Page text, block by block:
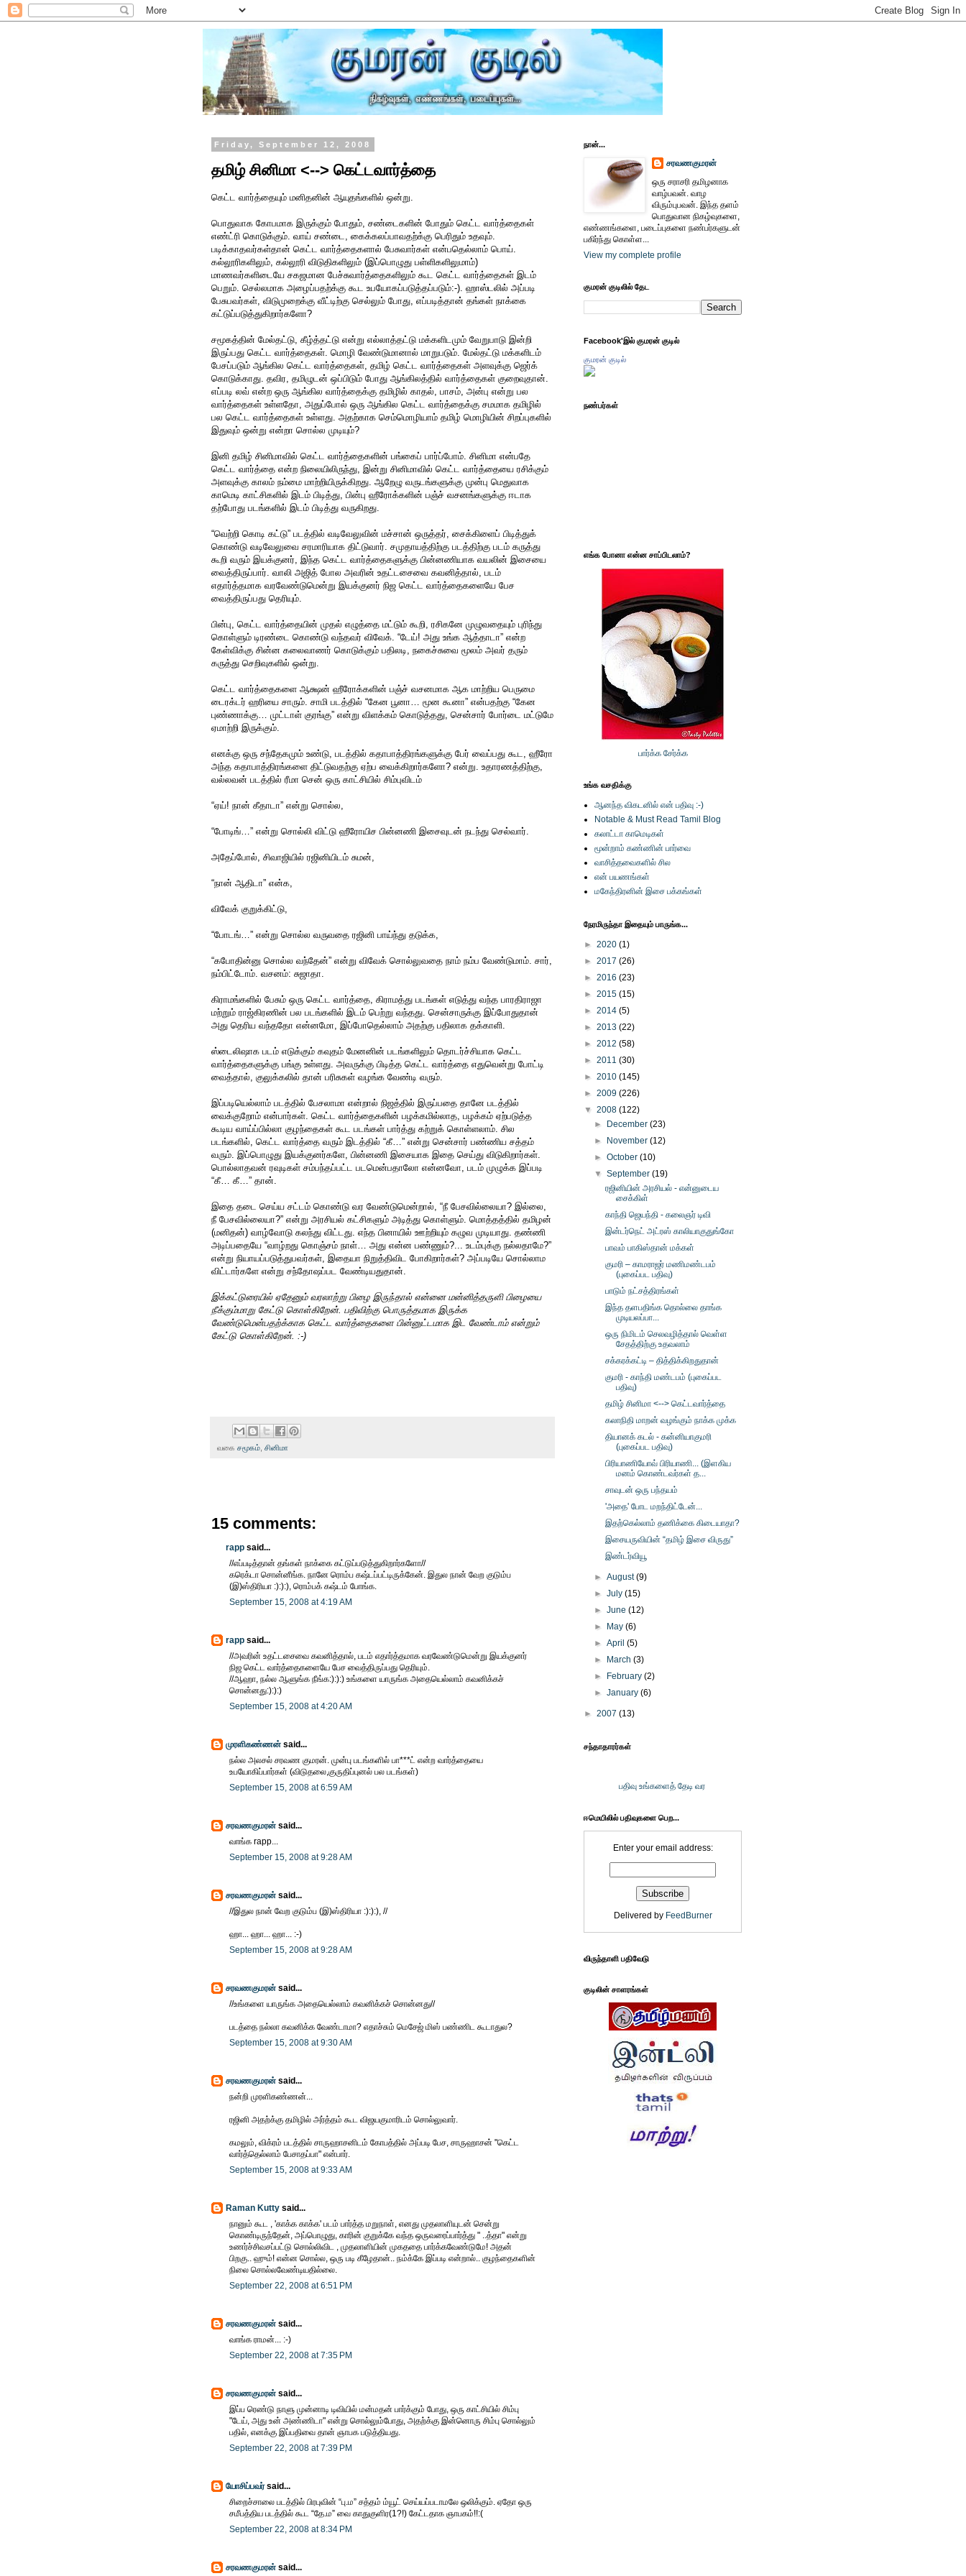
Friday, September 12, 2008
தமிழ் சினிமா <--> கெட்டவார்த்தை
கெட்ட வார்த்தையும் மனிதனின் ஆயுதங்களில் ஒன்று.
பொதுவாக கோபமாக இருக்கும் போதும், சண்டைகளின் போதும் கெட்ட வார்த்தைகள்
எண்ட்ரி கொடுக்கும். வாய் சண்டை, கைக்கலப்பாவதற்க்கு பெரிதும் உதவும்.
படிக்காதவர்கள்தான் கெட்ட வார்த்தைகளால் பேசுவார்கள் என்பதெல்லாம் பொய்.
கல்லூரிகளிலும், கல்லூரி விடுதிகளிலும் (இப்பொழுது பள்ளிகளிலுமாம்)
மாணவர்களிடையே சகஜமான பேச்சுவார்த்தைகளிலும் கூட கெட்ட வார்த்தைகள் இடம்
பெறும். செல்லமாக அழைப்பதற்க்கு கூட உபயோகப்படுத்தப்படும்:-). ஹாஸ்டலில் அப்படி
பேசுபவர்கள், விடுமுறைக்கு வீட்டிற்கு செல்லும் போது, எப்படித்தான் தங்கள் நாக்கை
கட்டுப்படுத்துகிறார்களோ?
சமூகத்தின் மேல்தட்டு, கீழ்த்தட்டு என்று எல்லாத்தட்டு மக்களிடமும் வேறுபாடு இன்றி
இருப்பது கெட்ட வார்த்தைகள். மொழி வேண்டுமானால் மாறுபடும். மேல்தட்டு மக்களிடம்
பேசப்படும் ஆங்கில கெட்ட வார்த்தைகள், தமிழ் கெட்ட வார்த்தைகள் அளவுக்கு ஜெர்க்
கொடுக்காது. தவிர, தமிழுடன் ஒப்பிடும் போது ஆங்கிலத்தில் வார்த்தைகள் குறைவுதான்.
எப்படி லவ் என்ற ஒரு ஆங்கில வார்த்தைக்கு தமிழில் காதல், பாசம், அன்பு என்று பல
வார்த்தைகள் உள்ளதோ, அதுப்போல் ஒரு ஆங்கில கெட்ட வார்த்தைக்கு சமமாக தமிழில்
பல கெட்ட வார்த்தைகள் உள்ளது. அதற்காக செம்மொழியாம் தமிழ் மொழியின் சிறப்புகளில்
இதுவும் ஒன்று என்றா சொல்ல முடியும்?
இனி தமிழ் சினிமாவில் கெட்ட வார்த்தைகளின் பங்கைப் பார்ப்போம். சினிமா என்பதே
கெட்ட வார்த்தை என்ற நிலையிலிருந்து, இன்று சினிமாவில் கெட்ட வார்த்தையை ரசிக்கும்
அளவுக்கு காலம் நம்மை மாற்றியிருக்கிறது. ஆறேழு வருடங்களுக்கு முன்பு மெதுவாக
காமெடி காட்சிகளில் இடம் பிடித்து, பின்பு ஹீரோக்களின் பஞ்ச் வசனங்களுக்கு ஈடாக
தற்போது படங்களில் இடம் பிடித்து வருகிறது.
“வெற்றி கொடி கட்டு” படத்தில் வடிவேலுவின் மச்சான் ஒருத்தர், சைக்கிளைப் பிடித்துக்
கொண்டு வடிவேலுவை சரமாரியாக திட்டுவார். சமுதாயத்திற்கு படத்திற்கு படம் கருத்து
கூறி வரும் இயக்குனர், இந்த கெட்ட வார்த்தைகளுக்கு பின்னணியாக வயலின் இசையை
வைத்திருப்பார். வாலி அஜித் போல அவரின் உதட்டசைவை கவனித்தால், படம்
எதார்த்தமாக வரவேண்டுமென்று இயக்குனர் நிஜ கெட்ட வார்த்தைகளையே பேச
வைத்திருப்பது தெரியும்.
பின்பு, கெட்ட வார்த்தையின் முதல் எழுத்தை மட்டும் கூறி, ரசிகனே முழுவதையும் புரிந்து
கொள்ளும் டிரண்டை கொண்டு வந்தவர் விவேக். “டேய்! அது உங்க ஆத்தாடா” என்ற
கேள்விக்கு சின்ன கலைவாணர் கொடுக்கும் பதிலடி, நகைச்சுவை மூலம் அவர் தரும்
கருத்து செறிவுகளில் ஒன்று.
கெட்ட வார்த்தைகளை ஆக்ஷன் ஹீரோக்களின் பஞ்ச் வசனமாக ஆக மாற்றிய பெருமை
டைரக்டர் ஹரியை சாரும். சாமி படத்தில் “கேன பூனா… மூன கூனா” என்பதற்கு “கேன
புண்ணாக்கு… முட்டாள் குரங்கு” என்று விளக்கம் கொடுத்தது, சென்சார் போர்டை மட்டுமே
ஏமாற்றி இருக்கும்.
எனக்கு ஒரு சந்தேகமும் உண்டு, படத்தில் கதாபாத்திரங்களுக்கு பேர் வைப்பது கூட, ஹீரோ
அந்த கதாபாத்திரங்களை திட்டுவதற்கு ஏற்ப வைக்கிறார்களோ? என்று. உதாரணத்திற்கு,
வல்லவன் படத்தில் ரீமா சென் ஒரு காட்சியில் சிம்புவிடம்
“ஏய்! நான் கீதாடா” என்று சொல்ல,
“போடிங்…” என்று சொல்லி விட்டு ஹீரோயிச பின்னணி இசைவுடன் நடந்து செல்வார்.
அதேப்போல், சிவாஜியில் ரஜினியிடம் சுமன்,
“நான் ஆதிடா” என்க,
விவேக் குறுக்கிட்டு,
“போடங்…” என்று சொல்ல வருவதை ரஜினி பாய்ந்து தடுக்க,
“கபோதின்னு சொல்ல வந்தேன்” என்று விவேக் சொல்லுவதை நாம் நம்ப வேண்டுமாம். சார்,
நம்பிட்டோம். வசனம்: சுஜாதா.
கிராமங்களில் பேசும் ஒரு கெட்ட வார்த்தை, கிராமத்து படங்கள் எடுத்து வந்த பாரதிராஜா
மற்றும் ராஜ்கிரணின் பல படங்களில் இடம் பெற்று வந்தது. சென்சாருக்கு இப்போதுதான்
அது தெரிய வந்ததோ என்னமோ, இப்போதெல்லாம் அதற்கு பதிலாக தக்காளி.
ஸ்டைலிஷாக படம் எடுக்கும் கவுதம் மேனனின் படங்களிலும் தொடர்ச்சியாக கெட்ட
வார்த்தைகளுக்கு பங்கு உள்ளது. அவருக்கு பிடித்த கெட்ட வார்த்தை எதுவென்று போட்டி
வைத்தால், குலுக்கலில் தான் பரிசுகள் வழங்க வேண்டி வரும்.
இப்படியெல்லாம் படத்தில் பேசலாமா என்றால் நிஜத்தில் இருப்பதை தானே படத்தில்
வைக்குறோம் என்பார்கள். கெட்ட வார்த்தைகளின் பழக்கமில்லாத, பழக்கம் ஏற்படுத்த
கூடிய வாய்ப்பில்லா குழந்தைகள் கூட படங்கள் பார்த்து கற்றுக் கொள்ளலாம். சில
படங்களில், கெட்ட வார்த்தை வரும் இடத்தில் “கீ…” என்று சென்சார் பண்ணிய சத்தம்
வரும். இப்பொழுது இயக்குனர்களே, பின்னணி இசையாக இதை செய்து விடுகிறார்கள்.
பொல்லாதவன் ரவுடிகள் சம்பந்தப்பட்ட படமென்பதாலோ என்னவோ, படம் முழுக்க இப்படி
“கீ… கீ…” தான்.
இதை தடை செய்ய சட்டம் கொண்டு வர வேண்டுமென்றால், “நீ பேசவில்லையா? இல்லை,
நீ பேசவில்லையா?” என்று அரசியல் கட்சிகளும் அடித்து கொள்ளும். மொத்தத்தில் தமிழன்
(மனிதன்) வாழ்வோடு கலந்து விட்டது. எந்த பினாயில் ஊற்றியும் கழுவ முடியாது. தண்ணி
அடிப்பதையே “வாழ்றது கொஞ்சம் நாள்… அது என்ன பண்ணும்?... உடம்புக்கு நல்லதாமே?”
என்று நியாயப்படுத்துபவர்கள், இதையா நிறுத்திவிட போகிறார்கள்? அப்படியே சொல்லாம
விட்டார்களே என்று சந்தோஷப்பட வேண்டியதுதான்.
இக்கட்டுரையில் ஏதேனும் வரலாற்று பிழை இருந்தால் என்னை மன்னித்தருளி பிழையை
நீக்கும்மாறு கேட்டு கொள்கிறேன். பதிவிற்கு பொருத்தமாக இருக்க
வேண்டுமென்பதற்க்காக கெட்ட வார்த்தைகளை பின்னுட்டமாக இட வேண்டாம் என்றும்
கேட்டு கொள்கிறேன். :-)
வகை சமூகம் சினிமா
15 comments:
rapp said...
//எப்படித்தான் தங்கள் நாக்கை கட்டுப்படுத்துகிறார்களோ//
கரெக்டா சொன்னீங்க. நானே ரொம்ப கஷ்டப்பட்டிருக்கேன். இதுல நான் வேற குடும்ப
(இ)ஸ்திரியா :):):), ரொம்பக் கஷ்டம் போங்க.
September 15, 2008 at 4:19 AM
rapp said...
//அவரின் உதட்டசைவை கவனித்தால், படம் எதார்த்தமாக வரவேண்டுமென்று இயக்குனர்
நிஜ கெட்ட வார்த்தைகளையே பேச வைத்திருப்பது தெரியும்.
//ஆஹா, நல்ல ஆளுங்க நீங்க:):):) உங்களை யாருங்க அதையெல்லாம் கவனிக்கச்
சொன்னது:):):)
September 15, 2008 at 4:20 AM
முரளிகண்ணன் said...
நல்ல அலசல் சரவண குமரன். முன்பு படங்களில் பா***ட் என்ற வார்த்தையை
உபயோகிப்பார்கள் (விடுதலை,குருதிப்புனல் பல படங்கள்)
September 15, 2008 at 6:59 AM
சரவணகுமரன் said...
வாங்க rapp...
September 15, 2008 at 9:28 AM
சரவணகுமரன் said...
//இதுல நான் வேற குடும்ப (இ)ஸ்திரியா :):):), //
ஹா... ஹா... ஹா... :-)
September 15, 2008 at 9:28 AM
சரவணகுமரன் said...
//உங்களை யாருங்க அதையெல்லாம் கவனிக்கச் சொன்னது//
படத்தை நல்லா கவனிக்க வேண்டாமா? எதாச்சும் மெசேஜ் மிஸ் பண்ணிட கூடாதுல?
September 15, 2008 at 9:30 AM
சரவணகுமரன் said...
நன்றி முரளிகண்ணன்...
ரஜினி அதற்க்கு தமிழில் அர்த்தம் கூட விஜயகுமாரிடம் சொல்லுவார்.
கமலும், விக்ரம் படத்தில் சாருஹாசனிடம் கோபத்தில் அப்படி பேச, சாருஹாசன் "கெட்ட
வார்த்தெல்லாம் பேசாதப்பா" என்பார்.
September 15, 2008 at 9:33 AM
Raman Kutty said...
நானும் கூட , 'காக்க காக்க' படம் பார்த்த மறுநாள், எனது முதலாளியுடன் சென்று
கொண்டிருந்தேன், அப்பொழுது, காரின் குறுக்கே வந்த ஒருவரைப்பார்த்து " ..த்தா" என்று
உணர்ச்சிவசப்பட்டு சொல்லிவிட , முதலாளியின் முகததை பார்க்கவேண்டுமே! அதன்
பிறகு.. ஹும்! என்ன சொல்ல, ஒரு படி கீழேதான்.. நம்க்கே இப்படி என்றால்.. குழந்தைகளின்
நிலை சொல்லவேண்டியதில்லை.
September 22, 2008 at 6:51 PM
சரவணகுமரன் said...
வாங்க ராமன்... :-)
September 22, 2008 at 7:35 PM
சரவணகுமரன் said...
இப்ப ரெண்டு நாளு முன்னாடி டிவியில் மன்மதன் பார்க்கும் போது, ஒரு காட்சியில் சிம்பு
"டேய், அது உன் அண்ணிடா" என்று சொல்லும்போது, அதற்க்கு இன்னொரு சிம்பு சொல்லும்
பதில், எனக்கு இப்பதிவை தான் ஞாபக படுத்தியது.
September 22, 2008 at 7:39 PM
யோசிப்பவர்said...
சிறைச்சாலை படத்தில் பிரபுவின் “பு.ம” சத்தம் ம்யூட் செய்யப்படாமலே ஒலிக்கும். ஏதோ ஒரு
சமீபத்திய படத்தில் கூட “தே.ம” வை காதுகுளிர(1?!) கேட்டதாக ஞாபகம்!!:(
September 22, 2008 at 8:34 PM
சரவணகுமரன் said...
நான்...
சரவணகுமரன்
ஒரு சராசரி தமிழனாக
வாழ்பவன். வாழ
விரும்புபவன். இந்த தளம்
பொதுவான நிகழ்வுகளை,
எண்ணங்களை, படைப்புகளை நண்பர்களுடன்
பகிர்ந்து கொள்ள...
View my complete profile
குமரன் குடிலில் தேட
Facebook'இல் குமரன் குடில்
குமரன் குடில்
நண்பர்கள்
எங்க போனா என்ன சாப்பிடலாம்?
பார்க்க சேர்க்க
உங்க வசதிக்கு
ஆனந்த விகடனில் என் பதிவு :-)
Notable & Must Read Tamil Blog
கலாட்டா காமெடிகள்
மூன்றாம் கண்ணின் பார்வை
வாசித்தவைகளில் சில
என் பயணங்கள்
மகேந்திரனின் இசை பக்கங்கள்
நேரமிருந்தா இதையும் பாருங்க...
► 2020 (1)
► 2017 (26)
► 2016 (23)
► 2015 (15)
► 2014 (5)
► 2013 (22)
► 2012 (58)
► 2011 (30)
► 2010 (145)
► 2009 (226)
▼ 2008 (122)
►
December(23)
►
November(12)
►October(10)
▼September(19)
ரஜினியின் அரசியல் - என்னுடைய
சைக்கிள்
காந்தி ஜெயந்தி - கலைஞர் டிவி
இன்டர்நெட் அட்ரஸ் காலியாகுதுங்கோ
பாவம் பாகிஸ்தான் மக்கள்
குமரி – காமராஜர் மணிமண்டபம்
(புகைப்பட பதிவு)
பாடும் நட்சத்திரங்கள்
இந்த தளபதிங்க தொல்லை தாங்க
முடியலப்பா...
ஒரு நிமிடம் செலவழித்தால் வெள்ள
சேதத்திற்கு உதவலாம்
சக்கரக்கட்டி – தித்திக்கிறதுதான்
குமரி - காந்தி மண்டபம் (புகைப்பட
பதிவு)
தமிழ் சினிமா <--> கெட்டவார்த்தை
கலாநிதி மாறன் வழங்கும் நாக்க முக்க
தியானக் கடல் - கன்னியாகுமரி
(புகைப்பட பதிவு)
பிரியாணியோவ் பிரியாணி... (இளகிய
மனம் கொண்டவர்கள் த...
சாவுடன் ஒரு பந்தயம்
'அதை' போட மறந்திட்டேன்...
இதற்கெல்லாம் தணிக்கை கிடையாதா?
இசையருவியின் “தமிழ் இசை விருது”
இண்டர்வியூ
►August(9)
►July(15)
►June(12)
►
May(6)
►April(5)
►
March(3)
►
February(2)
►January(6)
► 2007 (13)
சந்தாதாரர்கள்
பதிவு உங்களைத் தேடி வர
ஈமெயிலில் பதிவுகளை பெற...
Enter your email address:
Delivered by FeedBurner
விருந்தாளி பதிவேடு
குடிலின் சாளரங்கள்